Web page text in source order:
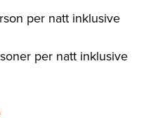
per natt inklusive
per natt inklusive